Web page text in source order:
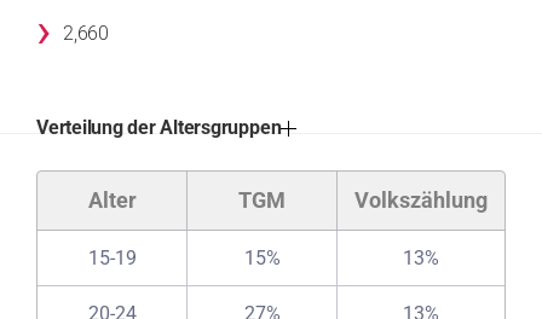
› 2,660
Verteilung der Altersgruppen
Alter TGM Volkszählung
15-19 15% 13%
20-24 27% 13%